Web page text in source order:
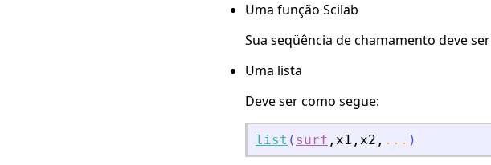
Uma função Scilab
Sua seqüência de chamamento deve ser
Uma lista
Deve ser como segue:
list ( surf , x1 , x2 , ... )